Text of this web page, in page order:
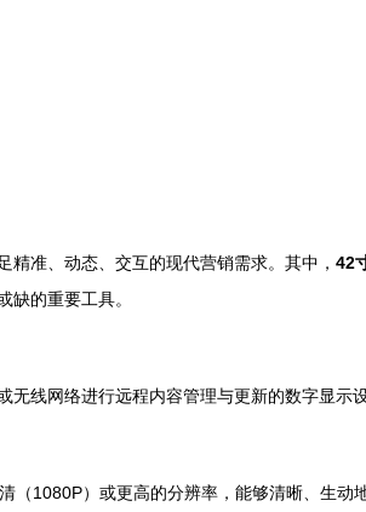
准、动态、交互的现代营销需求。其中， 42
的重要工具。
线网络进行远程内容管理与更新的数字显示
（1080P）或更高的分辨率，能够清晰、生动